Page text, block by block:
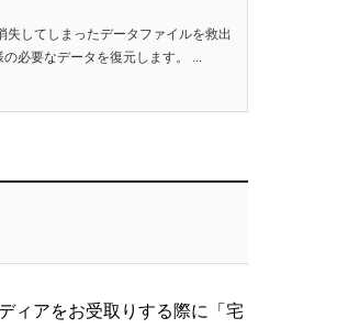
してしまったデータファイルを救出
必要なデータを復元します。 ...
ィアをお受取りする際に「宅